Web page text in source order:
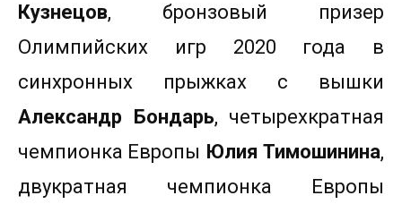
Кузнецов, бронзовый призер
Олимпийских игр 2020 года в
синхронных прыжках с вышки
Александр Бондарь, четырехкратная
чемпионка Европы Юлия Тимошинина,
двукратная чемпионка Европы